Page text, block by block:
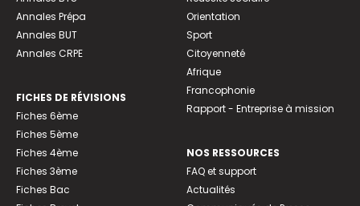
Annales Prépa
Annales BUT
Annales CRPE
FICHES DE RÉVISIONS
Fiches 6ème
Fiches 5ème
Fiches 4ème
Fiches 3ème
Fiches Bac
Orientation
Sport
Citoyenneté
Afrique
Francophonie
Rapport - Entreprise à mission
NOS RESSOURCES
FAQ et support
Actualités